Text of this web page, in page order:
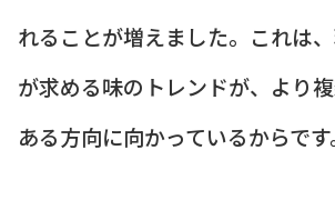
れることが増えました。これは
が求める味のトレンドが、より
ある方向に向かっているからです